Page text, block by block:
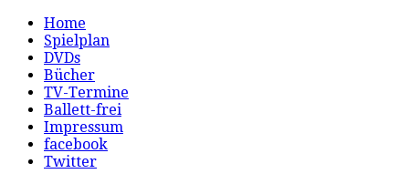
Home
Spielplan
DVDs
Bücher
TV-Termine
Ballett-frei
Impressum
facebook
Twitter